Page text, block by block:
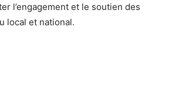
l’engagement et le soutien des
local et national.